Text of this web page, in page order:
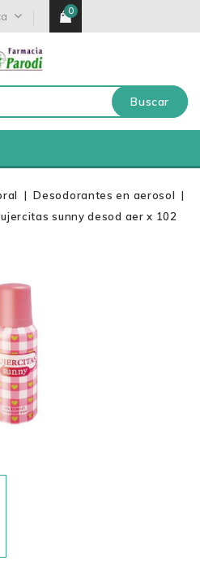
0
Buscar
Desodorantes en aerosol
sunny desod aer x 102